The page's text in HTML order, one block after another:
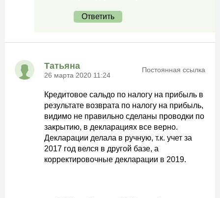
Ответить
Татьяна
26 марта 2020 11:24
Постоянная ссылка
Кредитовое сальдо по налогу на прибыль в
результате возврата по налогу на прибыль,
видимо не правильно сделаны проводки по
закрытию, в декларациях все верно.
Декларации делала в ручную, т.к. учет за
2017 год велся в другой базе, а
корректировочные декларации в 2019.